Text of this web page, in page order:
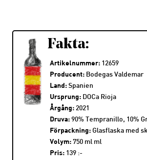
Fakta:
Artikelnummer: 12659
Producent: Bodegas Valdemar
Land: Spanien
Ursprung: DOCa Rioja
Årgång: 2021
Druva: 90% Tempranillo, 10%
Förpackning: Glasflaska med
Volym: 750 ml ml
Pris: 139 :-